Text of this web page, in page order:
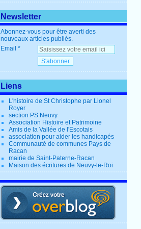
Newsletter
Abonnez-vous pour être averti des
nouveaux articles publiés.
Email
Liens
L'histoire de St Christophe par Lionel
Royer
section PS Neuvy
Association Histoire et Patrimoine
Amis de la Vallée de l'Escotais
association pour aider les handicapés
Communauté de communes Pays de
Racan
mairie de Saint-Paterne-Racan
Maison des écritures de Neuvy-le-Roi